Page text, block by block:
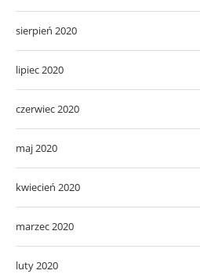
sierpień 2020
lipiec 2020
czerwiec 2020
maj 2020
kwiecień 2020
marzec 2020
luty 2020